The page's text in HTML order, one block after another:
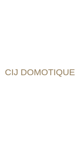
CIJ DOMOTIQUE